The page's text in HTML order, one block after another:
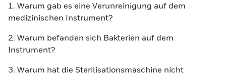
1. Warum gab es eine Verunreinigung auf dem
medizinischen Instrument?
2. Warum befanden sich Bakterien auf dem
Instrument?
3. Warum hat die Sterilisationsmaschine nicht